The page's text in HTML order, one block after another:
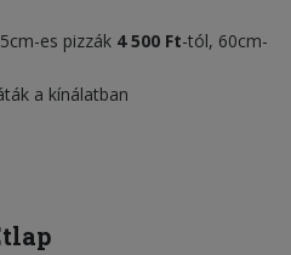
es pizzák 4 500 Ft-tól, 60cm-
a kínálatban